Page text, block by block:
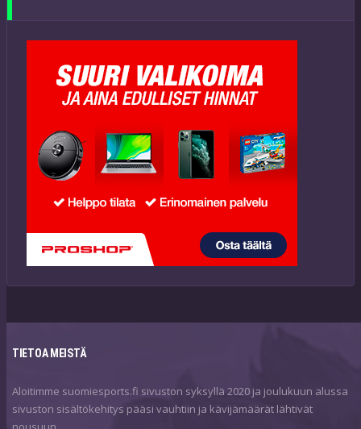
TIETOA MEISTÄ
Aloitimme suomiesports.fi sivuston syksyllä 2020 ja joulukuun alussa
sivuston sisältökehitys pääsi vauhtiin ja kävijämäärät lähtivät